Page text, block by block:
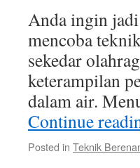
Anda ingin
mencoba
sekedar
keterampilan
dalam air.
Continue
Posted in Teknik